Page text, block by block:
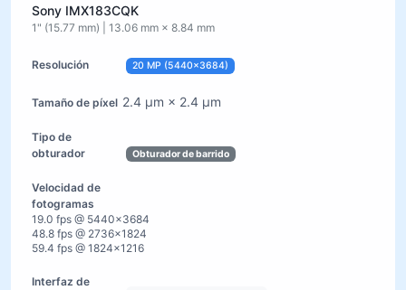
Sony IMX183CQK
1" (15.77 mm) | 13.06 mm × 8.84 mm
20 MP (5440×3684)
2.4 µm × 2.4 µm
Obturador de barrido
19.0 fps @ 5440×3684
48.8 fps @ 2736×1824
59.4 fps @ 1824×1216